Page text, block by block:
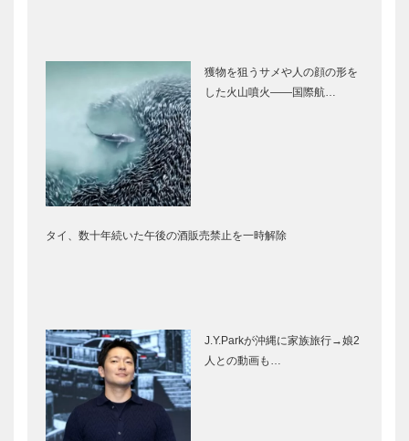
獲物を狙うサメや人の顔の形を
した火山噴火――国際航…
タイ、数十年続いた午後の酒販売禁止を一時解除
J.Y.Parkが沖縄に家族旅行→娘2
人との動画も…